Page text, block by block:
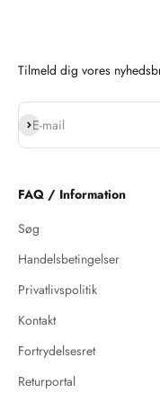
Tilmeld dig vores
E-mail
Abonnér
FAQ / Information
Søg
Handelsbetingelser
Privatlivspolitik
Kontakt
Fortrydelsesret
Returportal